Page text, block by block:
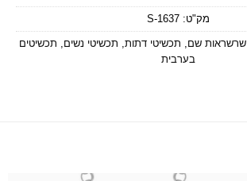
מק"ט:1637-S
,שרשראות שם תכשיטי דתות תכשיטי נשים
תכשיטים
בערבית